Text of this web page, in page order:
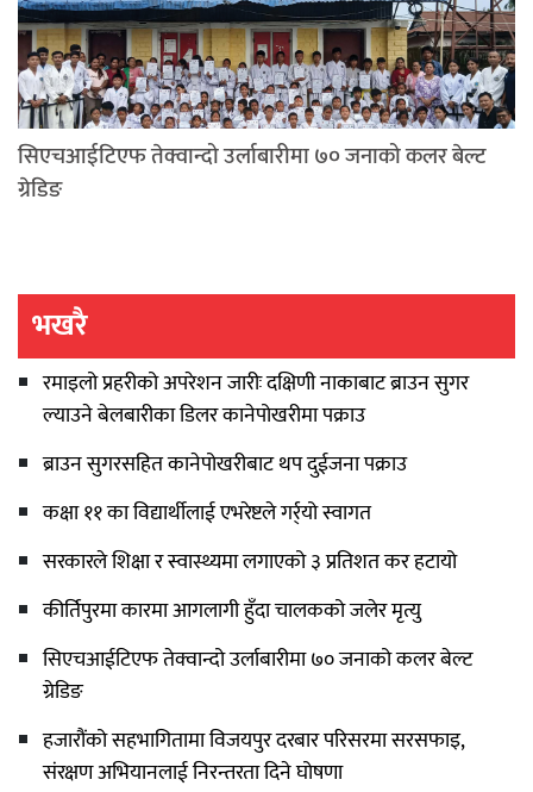
सिएचआईटिएफ तेक्वान्दो उर्लाबारीमा ७० जनाको कलर बेल्ट
ग्रेडिङ
भखरै
रमाइलो प्रहरीको अपरेशन जारीः दक्षिणी नाकाबाट ब्राउन सुगर
ल्याउने बेलबारीका डिलर कानेपोखरीमा पक्राउ
ब्राउन सुगरसहित कानेपोखरीबाट थप दुईजना पक्राउ
कक्षा ११ का विद्यार्थीलाई एभरेष्टले गर्र्यो स्वागत
सरकारले शिक्षा र स्वास्थ्यमा लगाएको ३ प्रतिशत कर हटायो
कीर्तिपुरमा कारमा आगलागी हुँदा चालकको जलेर मृत्यु
सिएचआईटिएफ तेक्वान्दो उर्लाबारीमा ७० जनाको कलर बेल्ट
ग्रेडिङ
हजारौंको सहभागितामा विजयपुर दरबार परिसरमा सरसफाइ,
संरक्षण अभियानलाई निरन्तरता दिने घोषणा